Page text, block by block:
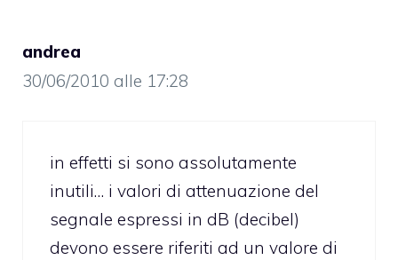
andrea
30/06/2010 alle 17:28
in effetti si sono assolutamente
inutili… i valori di attenuazione del
segnale espressi in dB (decibel)
devono essere riferiti ad un valore di